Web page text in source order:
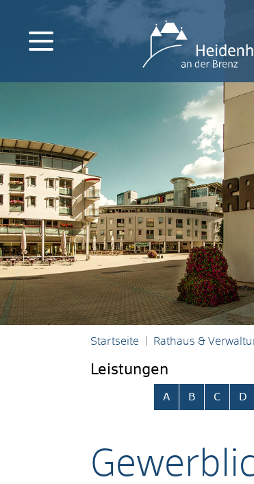
Startseite Rathaus &
Leistungen
Alphabetisches
A B C D